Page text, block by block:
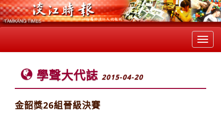
學聲大代誌 2015-04-20
金韶獎26組晉級決賽